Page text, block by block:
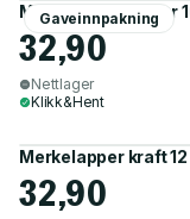
Gaveinnpakning
Merkelapper glitter
32,90
Nettlager
Klikk&Hent
Merkelapper kraft
32,90